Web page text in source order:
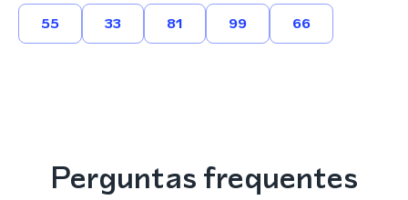
55 33 81 99 66
Perguntas frequentes